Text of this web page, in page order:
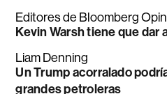
Editores de Bloomberg
Kevin Warsh tiene que
Liam Denning
Un Trump acorralado
grandes petroleras